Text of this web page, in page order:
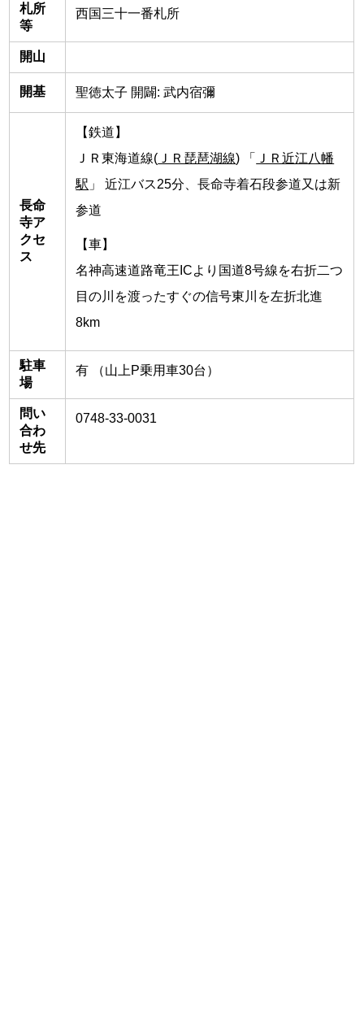
札所
等
西国三十一番札所
開山
開基 聖徳太子 開闢: 武内宿彌
長命
寺ア
クセ
ス
【鉄道】
ＪＲ東海道線( ＪＲ琵琶湖線) 「
ＪＲ近江八幡
駅 」 近江バス25分、長命寺着石段参道又は新
参道
【車】
名神高速道路竜王ICより国道8号線を右折二つ
目の川を渡ったすぐの信号東川を左折北進
8km
駐車
場
有 （山上P乗用車30台）
問い
合わ
せ先
0748-33-0031